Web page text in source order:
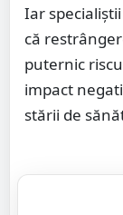
Iar
că
puternic
impact
stării de